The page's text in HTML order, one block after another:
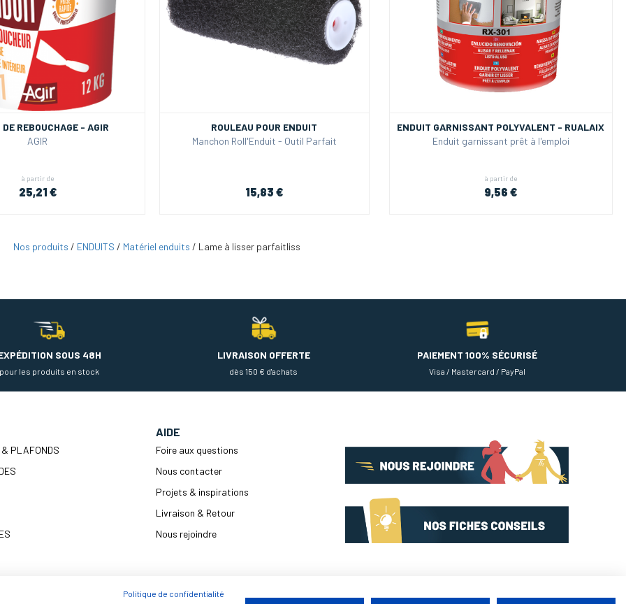
REBOUCHAGE - AGIR
AGIR
à partir de
25,21 €
ROULEAU POUR ENDUIT
Manchon Roll'Enduit - Outil Parfait
15,83 €
ENDUIT GARNISSANT POLYVALENT - RUALAIX
Enduit garnissant prêt à l'emploi
à partir de
9,56 €
Nos produits / ENDUITS / Matériel enduits / Lame à lisser parfaitliss
SOUS 48H
pour les produits en stock
LIVRAISON OFFERTE
dès 150 € d'achats
PAIEMENT 100% SÉCURISÉ
Visa / Mastercard / PayPal
& PLAFONDS
AIDE
Foire aux questions
Nous contacter
Projets & inspirations
Livraison & Retour
Nous rejoindre
Politique de confidentialité